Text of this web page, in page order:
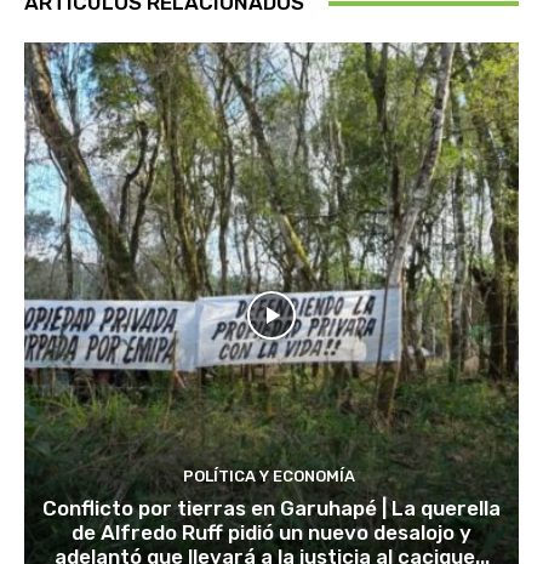
POLÍTICA Y ECONOMÍA
Conflicto por tierras en Garuhapé | La querella
de Alfredo Ruff pidió un nuevo desalojo y
adelantó que llevará a la justicia al cacique...